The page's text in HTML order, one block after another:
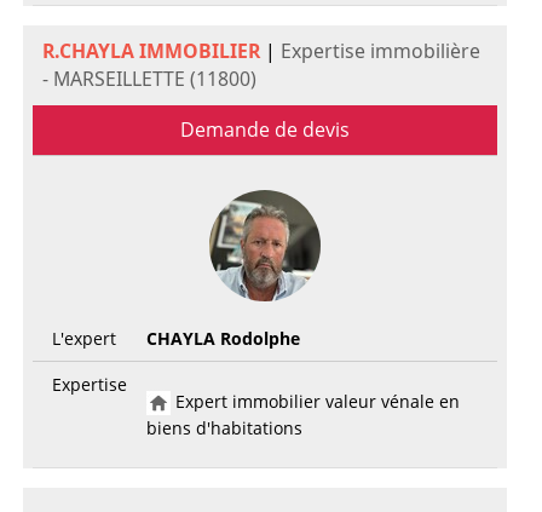
R.CHAYLA IMMOBILIER | Expertise immobilière
- MARSEILLETTE (11800)
Demande de devis
L'expert
CHAYLA Rodolphe
Expertise
Expert immobilier valeur vénale en
biens d'habitations